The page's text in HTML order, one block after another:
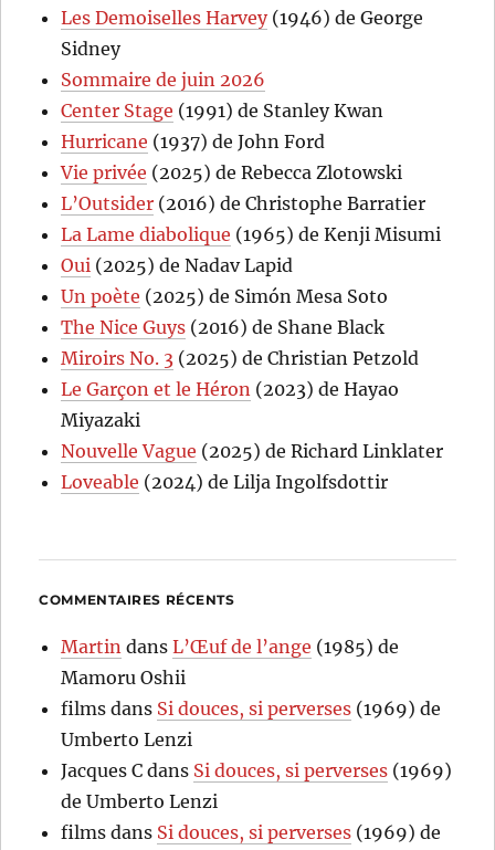
Les Demoiselles Harvey(1946) de George
Sidney
Sommaire de juin 2026
Center Stage (1991) de Stanley Kwan
Hurricane (1937) de John Ford
Vie privée (2025) de Rebecca Zlotowski
L’Outsider (2016) de Christophe Barratier
La Lame diabolique (1965) de Kenji Misumi
Oui (2025) de Nadav Lapid
Un poète (2025) de Simón Mesa Soto
The Nice Guys (2016) de Shane Black
Miroirs No. 3 (2025) de Christian Petzold
Le Garçon et le Héron (2023) de Hayao
Miyazaki
Nouvelle Vague (2025) de Richard Linklater
Loveable (2024) de Lilja Ingolfsdottir
COMMENTAIRES RÉCENTS
Martin dansL’Œuf de l’ange (1985) de
Mamoru Oshii
films dans Si douces, si perverses (1969) de
Umberto Lenzi
Jacques C dans Si douces, si perverses (1969)
de Umberto Lenzi
films dans Si douces, si perverses (1969) de